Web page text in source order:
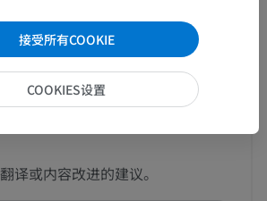
译或内容改进的建议。
接受所有COOKIE
COOKIES设置